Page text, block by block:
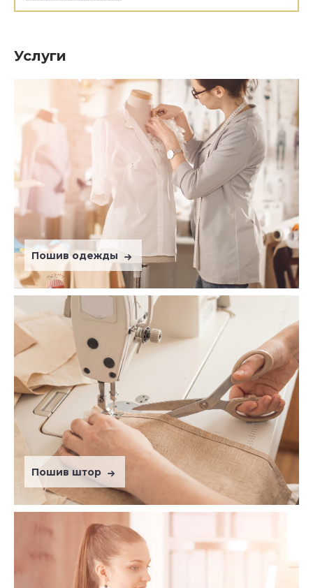
Услуги
Пошив одежды
Пошив штор